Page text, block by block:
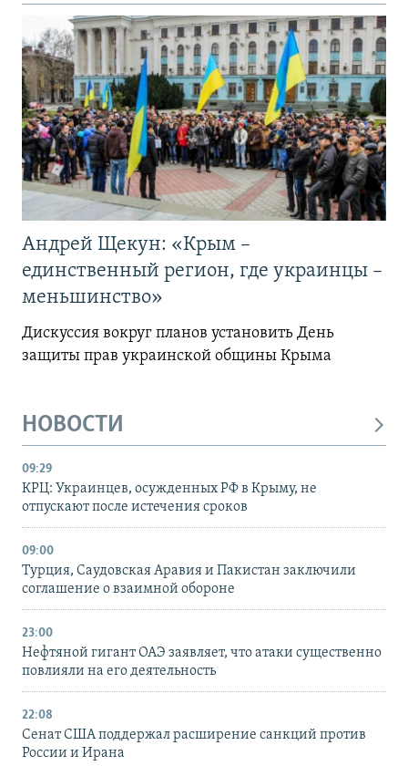
Андрей Щекун: «Крым –
единственный регион, где украинцы –
меньшинство»
Дискуссия вокруг планов установить День
защиты прав украинской общины Крыма
НОВОСТИ
09:29
КРЦ: Украинцев, осужденных РФ в Крыму, не
отпускают после истечения сроков
09:00
Турция, Саудовская Аравия и Пакистан заключили
соглашение о взаимной обороне
23:00
Нефтяной гигант ОАЭ заявляет, что атаки существенно
повлияли на его деятельность
22:08
Сенат США поддержал расширение санкций против
России и Ирана